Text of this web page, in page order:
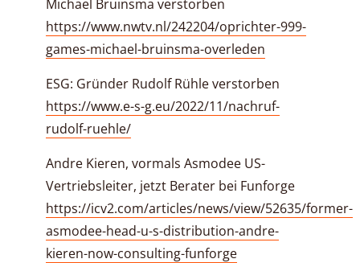
Michael Bruinsma verstorben
https://www.nwtv.nl/242204/oprichter-999-
games-michael-bruinsma-overleden
ESG: Gründer Rudolf Rühle verstorben
https://www.e-s-g.eu/2022/11/nachruf-
rudolf-ruehle/
Andre Kieren, vormals Asmodee US-
Vertriebsleiter, jetzt Berater bei Funforge
https://icv2.com/articles/news/view/52635/former-
asmodee-head-u-s-distribution-andre-
kieren-now-consulting-funforge